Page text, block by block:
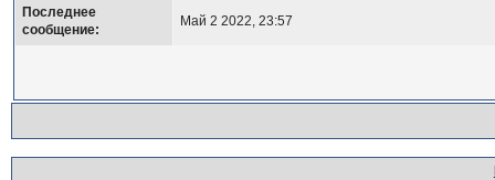
Последнее
сообщение:
Май 2 2022, 23:57